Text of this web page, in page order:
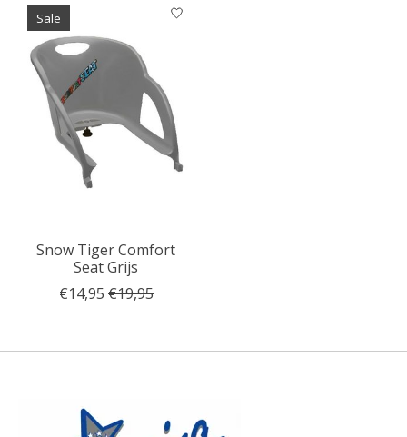
Sale
Snow Tiger Comfort
Seat Grijs
€14,95 €19,95